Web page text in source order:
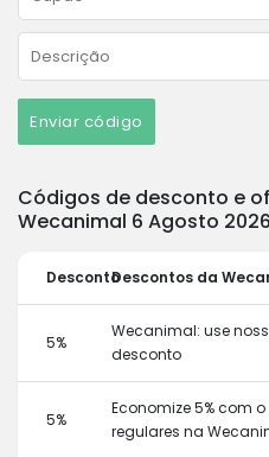
Enviar código
Códigos de desconto e
Wecanimal 6 Agosto 2026
DescontoDescontos da
5%
Wecanimal: use
desconto
5%
Economize 5% com
regulares na